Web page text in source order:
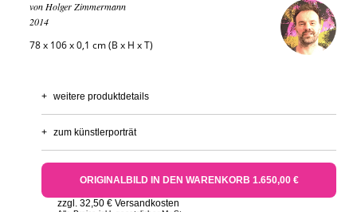
von Holger Zimmermann
2014
78 x 106 x 0,1 cm (B x H x T)
+ weitere produktdetails
+ zum künstlerporträt
ORIGINALBILD IN DEN WARENKORB 1.650,00 €
zzgl. 32,50 € Versandkosten